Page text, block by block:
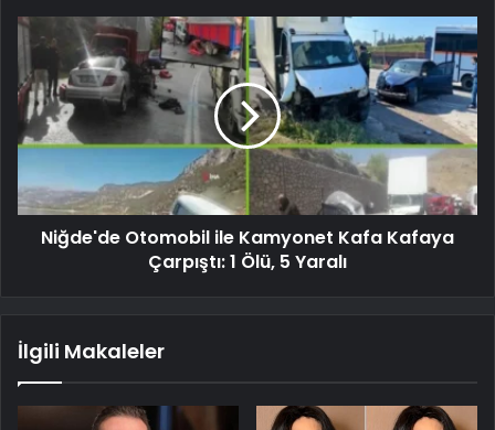
Niğde'de Otomobil ile Kamyonet Kafa Kafaya
Çarpıştı: 1 Ölü, 5 Yaralı
İlgili Makaleler